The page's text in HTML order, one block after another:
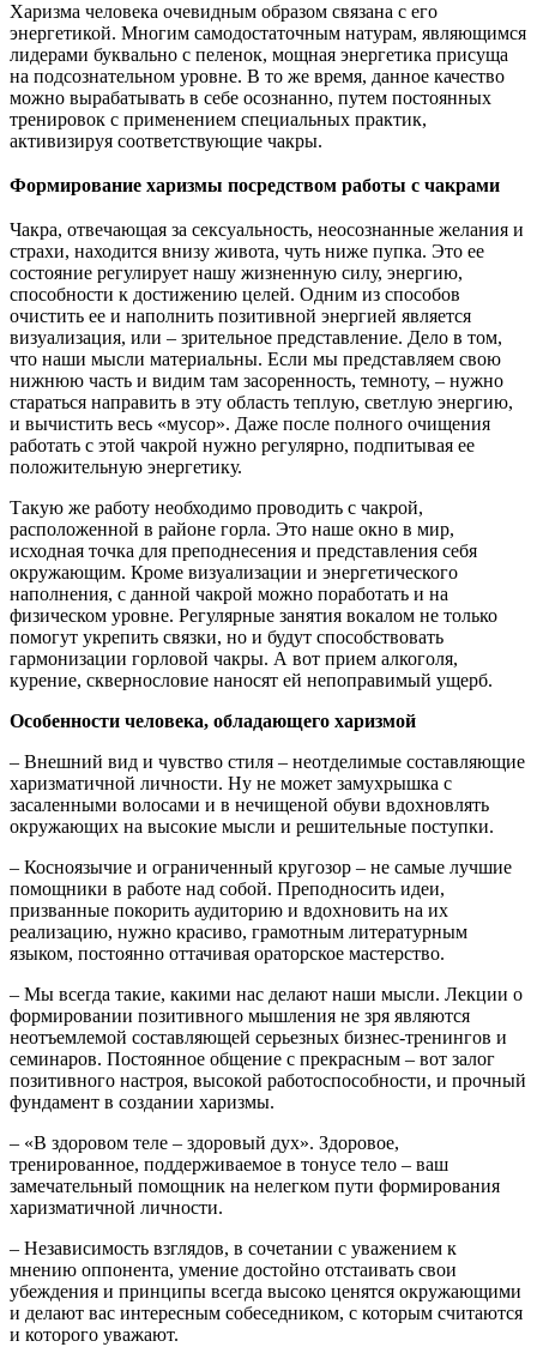
Харизма человека очевидным образом связана с его
энергетикой. Многим самодостаточным натурам, являющимся
лидерами буквально с пеленок, мощная энергетика присуща
на подсознательном уровне. В то же время, данное качество
можно вырабатывать в себе осознанно, путем постоянных
тренировок с применением специальных практик,
активизируя соответствующие чакры.
Формирование харизмы посредством работы с чакрами
Чакра, отвечающая за сексуальность, неосознанные желания и
страхи, находится внизу живота, чуть ниже пупка. Это ее
состояние регулирует нашу жизненную силу, энергию,
способности к достижению целей. Одним из способов
очистить ее и наполнить позитивной энергией является
визуализация, или – зрительное представление. Дело в том,
что наши мысли материальны. Если мы представляем свою
нижнюю часть и видим там засоренность, темноту, – нужно
стараться направить в эту область теплую, светлую энергию,
и вычистить весь «мусор». Даже после полного очищения
работать с этой чакрой нужно регулярно, подпитывая ее
положительную энергетику.
Такую же работу необходимо проводить с чакрой,
расположенной в районе горла. Это наше окно в мир,
исходная точка для преподнесения и представления себя
окружающим. Кроме визуализации и энергетического
наполнения, с данной чакрой можно поработать и на
физическом уровне. Регулярные занятия вокалом не только
помогут укрепить связки, но и будут способствовать
гармонизации горловой чакры. А вот прием алкоголя,
курение, сквернословие наносят ей непоправимый ущерб.
Особенности человека, обладающего харизмой
– Внешний вид и чувство стиля – неотделимые составляющие
харизматичной личности. Ну не может замухрышка с
засаленными волосами и в нечищеной обуви вдохновлять
окружающих на высокие мысли и решительные поступки.
– Косноязычие и ограниченный кругозор – не самые лучшие
помощники в работе над собой. Преподносить идеи,
призванные покорить аудиторию и вдохновить на их
реализацию, нужно красиво, грамотным литературным
языком, постоянно оттачивая ораторское мастерство.
– Мы всегда такие, какими нас делают наши мысли. Лекции о
формировании позитивного мышления не зря являются
неотъемлемой составляющей серьезных бизнес-тренингов и
семинаров. Постоянное общение с прекрасным – вот залог
позитивного настроя, высокой работоспособности, и прочный
фундамент в создании харизмы.
– «В здоровом теле – здоровый дух». Здоровое,
тренированное, поддерживаемое в тонусе тело – ваш
замечательный помощник на нелегком пути формирования
харизматичной личности.
– Независимость взглядов, в сочетании с уважением к
мнению оппонента, умение достойно отстаивать свои
убеждения и принципы всегда высоко ценятся окружающими
и делают вас интересным собеседником, с которым считаются
и которого уважают.